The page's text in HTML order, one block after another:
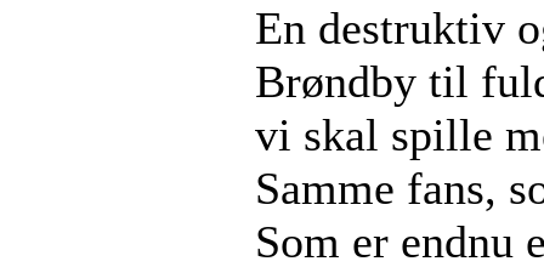
En destruktiv
Brøndby til
vi skal spille
Samme fans,
Som er endnu